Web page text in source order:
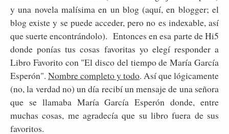
y una novela malísima en un blog (aquí, en blogger; el
blog existe y se puede acceder, pero no es indexable, así
que suerte encontrándolo). Entonces en esa parte de Hi5
donde ponías tus cosas favoritas yo elegí responder a
Libro Favorito con "El disco del tiempo de María García
Esperón". Nombre completo y todo. Así que lógicamente
(no, la verdad no) un día recibí un mensaje de una señora
que se llamaba María García Esperón donde, entre
muchas cosas, me agradecía que su libro fuera de sus
favoritos.